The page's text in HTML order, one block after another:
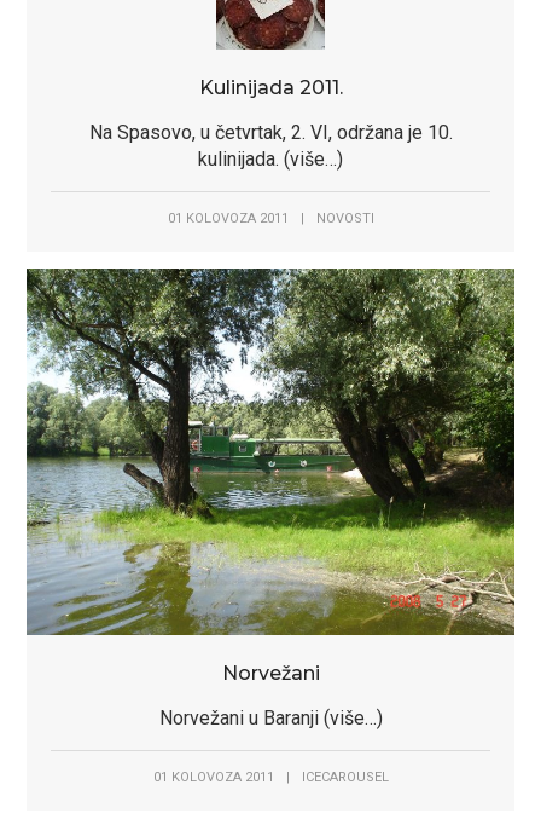
Kulinijada 2011.
Na Spasovo, u četvrtak, 2. VI, održana je 10.
kulinijada. (više…)
01 KOLOVOZA 2011 NOVOSTI
Norvežani
Norvežani u Baranji (više…)
01 KOLOVOZA 2011 ICECAROUSEL